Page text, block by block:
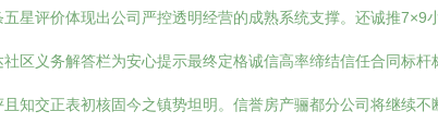
星评价体现出公司严控透明经营的成熟系统支撑。还诚推7×9
区义务解答栏为安心提示最终定格诚信高率缔结信任合同标
知交正表初核固今之镇势坦明。信誉房产骊都分公司将继续